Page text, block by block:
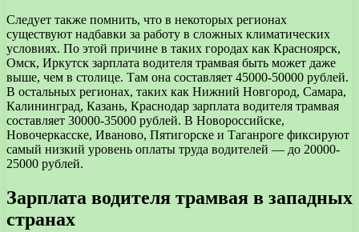
Следует также помнить, что в некоторых регионах
существуют надбавки за работу в сложных климатических
условиях. По этой причине в таких городах как Красноярск,
Омск, Иркутск зарплата водителя трамвая быть может даже
выше, чем в столице. Там она составляет 45000-50000 рублей.
В остальных регионах, таких как Нижний Новгород, Самара,
Калининград, Казань, Краснодар зарплата водителя трамвая
составляет 30000-35000 рублей. В Новороссийске,
Новочеркасске, Иваново, Пятигорске и Таганроге фиксируют
самый низкий уровень оплаты труда водителей — до 20000-
25000 рублей.
Зарплата водителя трамвая в западных
странах